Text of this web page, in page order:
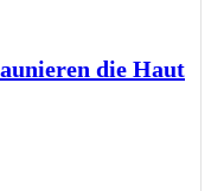
die Haut